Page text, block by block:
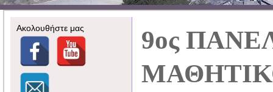
Ακολουθήστε μας
9ος